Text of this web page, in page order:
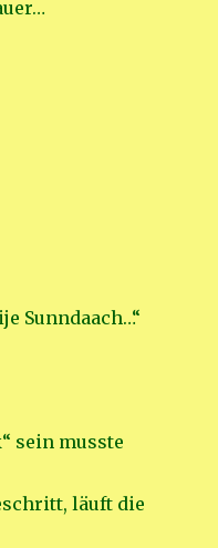
Sunndaach…“
sein musste
läuft die